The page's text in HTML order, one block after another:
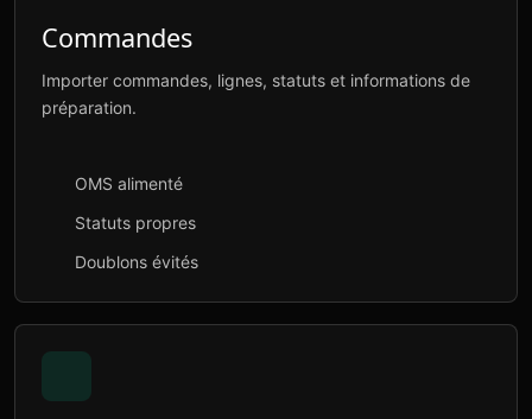
Commandes
Importer commandes, lignes, statuts et informations de
préparation.
OMS alimenté
Statuts propres
Doublons évités